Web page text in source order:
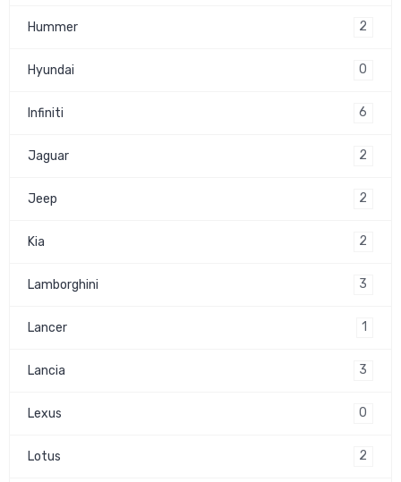
Hummer 2
Hyundai 0
Infiniti 6
Jaguar 2
Jeep 2
Kia 2
Lamborghini 3
Lancer 1
Lancia 3
Lexus 0
Lotus 2